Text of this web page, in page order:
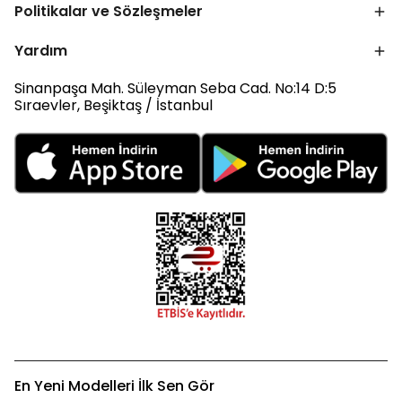
Politikalar ve Sözleşmeler
Yardım
Sinanpaşa Mah. Süleyman Seba Cad. No:14 D:5
Sıraevler, Beşiktaş / İstanbul
En Yeni Modelleri İlk Sen Gör